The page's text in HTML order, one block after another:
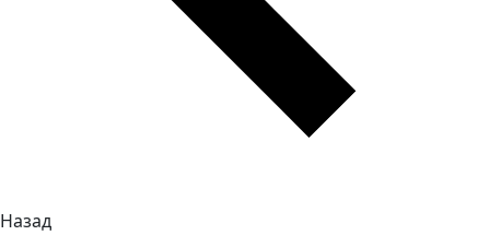
Назад